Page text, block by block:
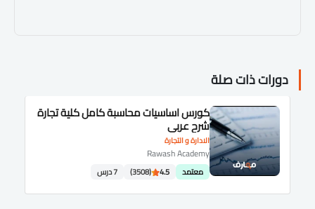
دورات ذات صلة
الادارة و التجارة
كورس اساسيات محاسبة كامل كلية تجارة
شرح عربى
Rawash Academy
معتمد 4.5
(3508) 7 درس